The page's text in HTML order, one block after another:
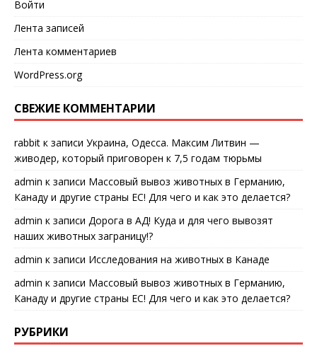
Войти
Лента записей
Лента комментариев
WordPress.org
СВЕЖИЕ КОММЕНТАРИИ
rabbit к записи Украина, Одесса. Максим Литвин —
живодер, который приговорен к 7,5 годам тюрьмы
admin к записи Массовый вывоз животных в Германию,
Канаду и другие страны ЕС! Для чего и как это делается?
admin к записи Дорога в АД! Куда и для чего вывозят
наших животных заграницу!?
admin к записи Исследования на животных в Канаде
admin к записи Массовый вывоз животных в Германию,
Канаду и другие страны ЕС! Для чего и как это делается?
РУБРИКИ